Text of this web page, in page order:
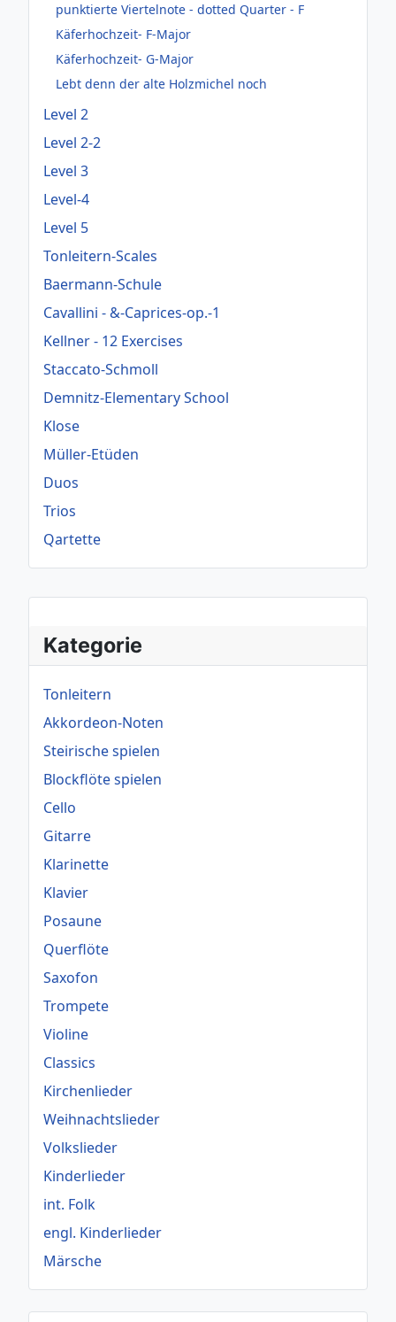
Kategorie
Tonleitern
Akkordeon-Noten
Steirische spielen
Blockflöte spielen
Cello
Gitarre
Klarinette
Klavier
Posaune
Querflöte
Saxofon
Trompete
Violine
Classics
Kirchenlieder
Weihnachtslieder
Volkslieder
Kinderlieder
int. Folk
engl. Kinderlieder
Märsche
punktierte Viertelnote - dotted Quarter - F
Käferhochzeit- F-Major
Käferhochzeit- G-Major
Lebt denn der alte Holzmichel noch
Level 2
Level 2-2
Level 3
Level-4
Level 5
Tonleitern-Scales
Baermann-Schule
Cavallini - &-Caprices-op.-1
Kellner - 12 Exercises
Staccato-Schmoll
Demnitz-Elementary School
Klose
Müller-Etüden
Duos
Trios
Qartette